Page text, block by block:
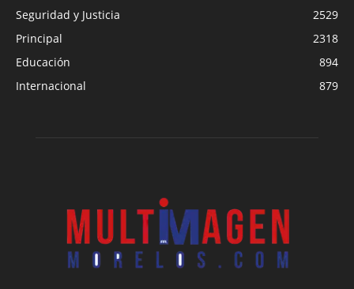
Seguridad y Justicia
2529
Principal
2318
Educación
894
Internacional
879